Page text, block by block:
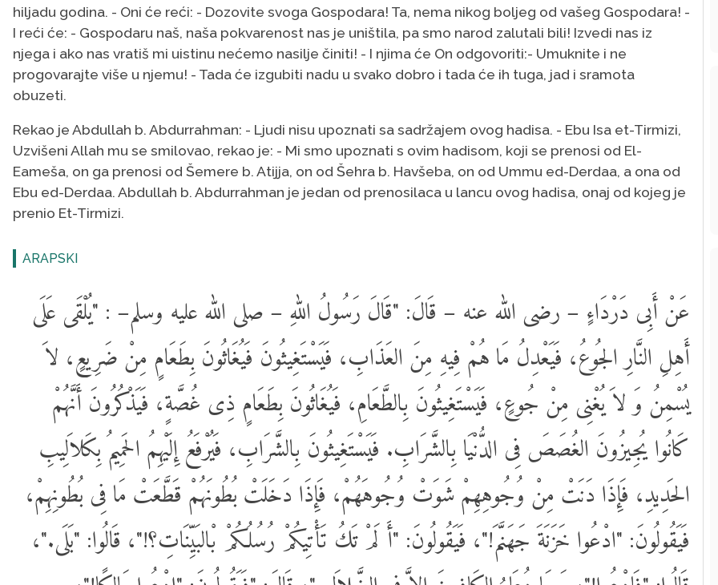
hiljadu godina. - Oni će reći: - Dozovite svoga Gospodara! Ta, nema nikog boljeg od vašeg Gospodara! -
I reći će: - Gospodaru naš, naša pokvarenost nas je uništila, pa smo narod zalutali bili! Izvedi nas iz
njega i ako nas vratiš mi uistinu nećemo nasilje činiti! - I njima će On odgovoriti:- Umuknite i ne
progovarajte više u njemu! - Tada će izgubiti nadu u svako dobro i tada će ih tuga, jad i sramota
obuzeti.
Rekao je Abdullah b. Abdurrahman: - Ljudi nisu upoznati sa sadržajem ovog hadisa. - Ebu Isa et-Tirmizi,
Uzvišeni Allah mu se smilovao, rekao je: - Mi smo upoznati s ovim hadisom, koji se prenosi od El-
Eameša, on ga prenosi od Šemere b. Atijja, on od Šehra b. Havšeba, on od Ummu ed-Derdaa, a ona od
Ebu ed-Derdaa. Abdullah b. Abdurrahman je jedan od prenosilaca u lancu ovog hadisa, onaj od kojeg je
prenio Et-Tirmizi.
ARAPSKI
عَنْ أَبِى دَرْدَاءٍ – رضى الله عنه – قَالَ: "قَالَ رَسُولُ اللهِ – صلى الله عليه وسلم– : "يُلْقَى عَلَى
أَهِلِ النَّارِ الجُوعُ، فَيَعْدِلُ مَا هُمْ فِيهِ مِنَ العَذَابِ، فَيَسْتَغِيثُونَ فَيُغَاثُونَ بِطَعَامٍ مِنْ ضَرِيعٍ، لاَ
يُسْمِنُ وَ لاَ يُغْنِى مِنْ جُوعٍ، فَيَسْتَغِيثُونَ بِالطَّعَامِ، فَيُغَاثُونَ بِطَعَامٍ ذِى غُصَّةٍ، فَيَذْكُرُونَ أَنَّهُمْ
كَانُوا يُجِيزُونَ الغُصَصَ فِى الدُّنْيَا بِالشَّرَابِ. فَيَسْتَغِيثُونَ بِالشَّرَابِ، فَيُرْفَعُ إِلَيْهِمُ الحَمِيمُ بِكَلاَلِيبِ
الحَدِيدِ، فَإِذَا دَنَتْ مِنْ وُجُوهِهِمْ شَوَتْ وُجُوهَهُمْ، فَإِذَا دَخَلَتْ بُطُونَهُمْ قَطَّعَتْ مَا فِى بُطُونِهِمْ،
فَيَقُولُونَ: "ادْعُوا خَزَنَةَ جَهَنَّمَ!"، فَيَقُولُونَ: "أَ لَمْ تَكُ تَأْتِيكُمْ رُسُلُكُمْ بْالبَيِّنَاتِ؟!"، قَالُوا: "بَلَى."،